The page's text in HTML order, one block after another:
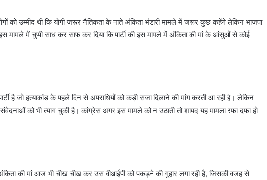
को उम्मीद थी कि योगी जरूर नैतिकता के नाते अंकिता भंडारी मामले में जरूर कुछ कहेंगे लेकिन भाजपा
मामले में चुप्पी साध कर साफ कर दिया कि पार्टी की इस मामले में अंकिता की मां के आंसुओं से कोई
है जो हत्याकांड के पहले दिन से अपराधियों को कड़ी सजा दिलाने की मांग करती आ रही है। लेकिन
को भी त्याग चुकी है। कांग्रेस अगर इस मामले को न उठाती तो शायद यह मामला रफा दफा हो
की मां आज भी चीख चीख कर उस वीआईपी को पकड़ने की गुहार लगा रही है, जिसकी वजह से